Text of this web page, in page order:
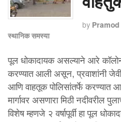
by
स्थानिक समस्या
पूल धोकादायक असल्याने आरे
करण्यात आली असून, प्रवाशांनी
आणि वाहतूक पोलिसांतर्फे
मार्गावर असणारा मिठी नदीवरील
विशेष म्हणजे २ वर्षापूर्वी हा पूल